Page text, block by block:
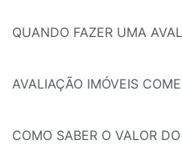
QUANDO FAZER UMA
AVALIAÇÃO IMÓVEIS
COMO SABER O VALOR